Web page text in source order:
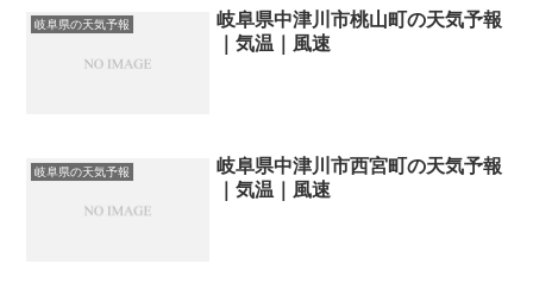
岐阜県の天気予報
岐阜県中津川市桃山町の天気予報
｜気温｜風速
岐阜県の天気予報
岐阜県中津川市西宮町の天気予報
｜気温｜風速